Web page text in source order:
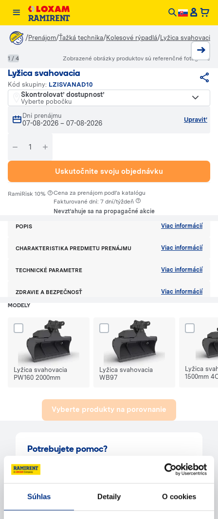
Súhlas Detaily O cookies
/Prenájom/Ťažká technika/Kolesové rýpadlá/Lyžica svahovacia
Lyžica svahovacia
Kód skupiny: LZISVANAD10
Skontrolovať dostupnosť
Vyberte pobočku
Dni prenájmu
07-08-2026 – 07-08-2026 Upraviť
Uskutočnite svoju objednávku
RamiRisk 10% ·Cena za prenájom podľa katalógu
Fakturované dni: 7 dní/týždeň
Nevzťahuje sa na propagačné akcie
1 / 4 Zobrazené obrázky produktov sú referenčné fotografie
POPIS Viac informácií
CHARAKTERISTIKA PREDMETU PRENÁJMU Viac informácií
TECHNICKÉ PARAMETRE Viac informácií
ZDRAVIE A BEZPEČNOSŤ Viac informácií
MODELY
Dodaj produkt Lyžica svahovacia PW160 2000mm do porównania
Lyžica svahovacia
PW160 2000mm
Dodaj produkt Lyžica svahovacia
Lyžica svahovacia
WB97
Dodaj
Lyžica
1500mm
Vyberte produkty na porovnanie
Potrebujete pomoc?
Kontaktujte nás
Zavolajte nám